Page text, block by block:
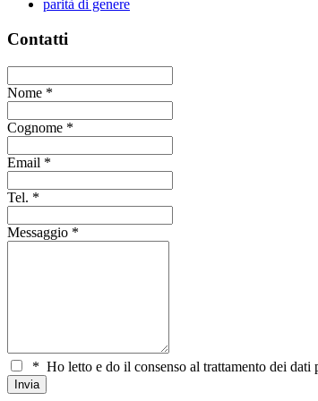
parità di genere
Contatti
Nome *
Cognome *
Email *
Tel. *
Messaggio *
* Ho letto e do il consenso al trattamento dei